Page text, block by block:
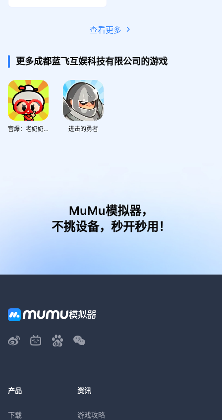
查看更多
更多成都蓝飞互娱科技有限公司的游戏
宫爆：老奶奶家族篇 进击的勇者
MuMu模拟器，
不挑设备，秒开秒用！
产品
下载
资讯
游戏攻略